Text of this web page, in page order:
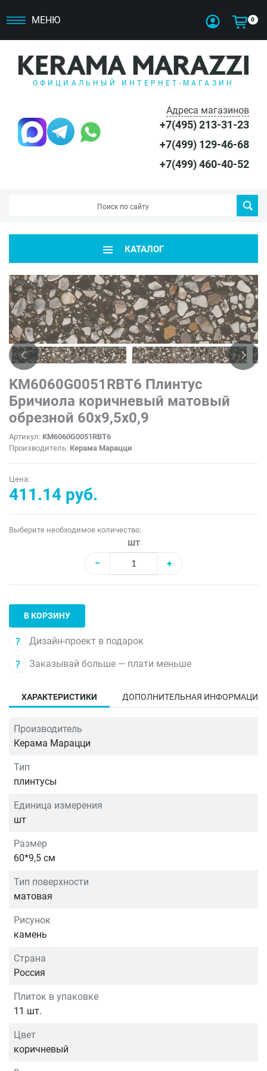
МЕНЮ 0
ОФИЦИАЛЬНЫЙ ИНТЕРНЕТ-МАГАЗИН
Адреса магазинов
+7(495) 213-31-23
+7(499) 129-46-68
+7(499) 460-40-52
КАТАЛОГ
KM6060G0051RBT6 Плинтус
Бричиола коричневый матовый
обрезной 60x9,5x0,9
Артикул: KM6060G0051RBT6
Производитель: Керама Марацци
Цена:
411.14 руб.
Выберите необходимое количество:
шт
−
+
В КОРЗИНУ
Дизайн-проект в подарок
Заказывай больше — плати меньше
ХАРАКТЕРИСТИКИ ДОПОЛНИТЕЛЬНАЯ ИНФОРМАЦИЯ
Производитель
Керама Марацци
Тип
плинтусы
Единица измерения
шт
Размер
60*9,5 см
Тип поверхности
матовая
Рисунок
камень
Страна
Россия
Плиток в упаковке
11 шт.
Цвет
коричневый